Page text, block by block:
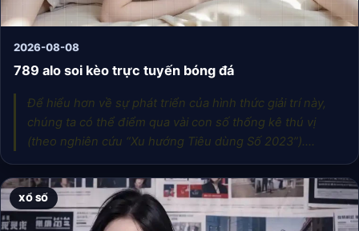
2026-08-08
789 alo soi kèo trực tuyến bóng đá
Để hiểu hơn về sự phát triển của hình thức giải trí này,
chúng ta có thể điểm qua vài con số thống kê thú vị
(theo nghiên cứu “Xu hướng Tiêu dùng Số 2023”).
Những con số này không nói về giá trị nào khác ngoài
mức độ quan tâm và yêu thích của cộng đồng.
XỔ SỐ